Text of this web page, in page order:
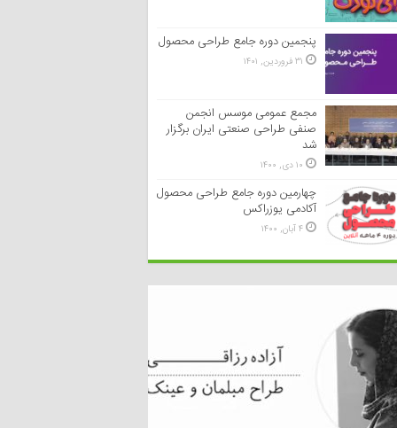
پنجمین دوره جامع طراحی محصول
۳۱ فروردین, ۱۴۰۱
مجمع عمومی موسس انجمن
صنفی طراحی صنعتی ایران برگزار
شد
۱۰ دی, ۱۴۰۰
چهارمین دوره جامع طراحی محصول
آکادمی یوزراکس
۴ آبان, ۱۴۰۰